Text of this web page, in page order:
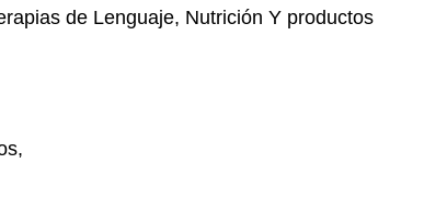
de Lenguaje, Nutrición Y productos